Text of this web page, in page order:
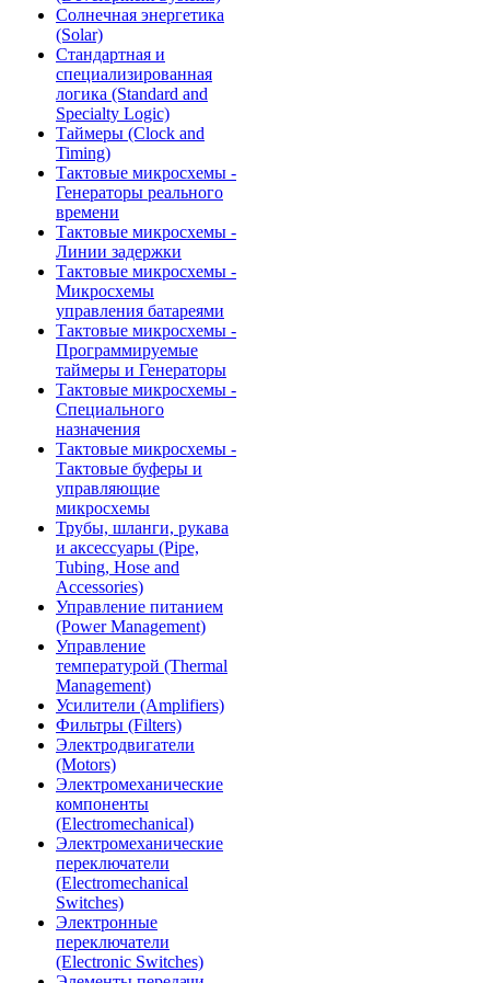
Солнечная энергетика
(Solar)
Стандартная и
специализированная
логика (Standard and
Specialty Logic)
Таймеры (Clock and
Timing)
Тактовые микросхемы -
Генераторы реального
времени
Тактовые микросхемы -
Линии задержки
Тактовые микросхемы -
Микросхемы
управления батареями
Тактовые микросхемы -
Программируемые
таймеры и Генераторы
Тактовые микросхемы -
Специального
назначения
Тактовые микросхемы -
Тактовые буферы и
управляющие
микросхемы
Трубы, шланги, рукава
и аксессуары (Pipe,
Tubing, Hose and
Accessories)
Управление питанием
(Power Management)
Управление
температурой (Thermal
Management)
Усилители (Amplifiers)
Фильтры (Filters)
Электродвигатели
(Motors)
Электромеханические
компоненты
(Electromechanical)
Электромеханические
переключатели
(Electromechanical
Switches)
Электронные
переключатели
(Electronic Switches)